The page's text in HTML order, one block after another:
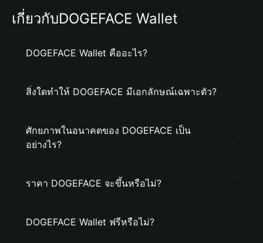
เกี่ยวกับDOGEFACE Wallet
DOGEFACE Wallet คืออะไร?
สิ่งใดทำให้ DOGEFACE มีเอกลักษณ์เฉพาะตัว?
ศักยภาพในอนาคตของ DOGEFACE เป็น
อย่างไร?
ราคา DOGEFACE จะขึ้นหรือไม่?
DOGEFACE Wallet ฟรีหรือไม่?